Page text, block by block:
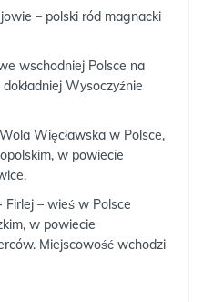
– polski ród magnacki
wschodniej Polsce na
Wysoczyźnie
Więcławska w Polsce,
w powiecie
Firlej – wieś w Polsce
w powiecie
Miejscowość wchodzi